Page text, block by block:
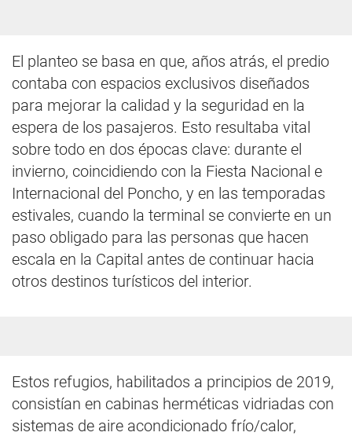
El planteo se basa en que, años atrás, el predio
contaba con espacios exclusivos diseñados
para mejorar la calidad y la seguridad en la
espera de los pasajeros. Esto resultaba vital
sobre todo en dos épocas clave: durante el
invierno, coincidiendo con la Fiesta Nacional e
Internacional del Poncho, y en las temporadas
estivales, cuando la terminal se convierte en un
paso obligado para las personas que hacen
escala en la Capital antes de continuar hacia
otros destinos turísticos del interior.
Estos refugios, habilitados a principios de 2019,
consistían en cabinas herméticas vidriadas con
sistemas de aire acondicionado frío/calor,